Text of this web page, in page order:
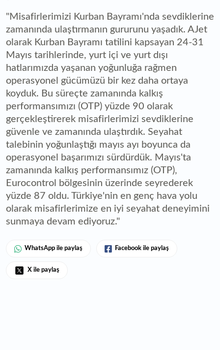
"Misafirlerimizi Kurban Bayramı'nda sevdiklerine
zamanında ulaştırmanın gururunu yaşadık. AJet
olarak Kurban Bayramı tatilini kapsayan 24-31
Mayıs tarihlerinde, yurt içi ve yurt dışı
hatlarımızda yaşanan yoğunluğa rağmen
operasyonel gücümüzü bir kez daha ortaya
koyduk. Bu süreçte zamanında kalkış
performansımızı (OTP) yüzde 90 olarak
gerçekleştirerek misafirlerimizi sevdiklerine
güvenle ve zamanında ulaştırdık. Seyahat
talebinin yoğunlaştığı mayıs ayı boyunca da
operasyonel başarımızı sürdürdük. Mayıs'ta
zamanında kalkış performansımız (OTP),
Eurocontrol bölgesinin üzerinde seyrederek
yüzde 87 oldu. Türkiye'nin en genç hava yolu
olarak misafirlerimize en iyi seyahat deneyimini
sunmaya devam ediyoruz."
WhatsApp ile paylaş Facebook ile paylaş
X ile paylaş